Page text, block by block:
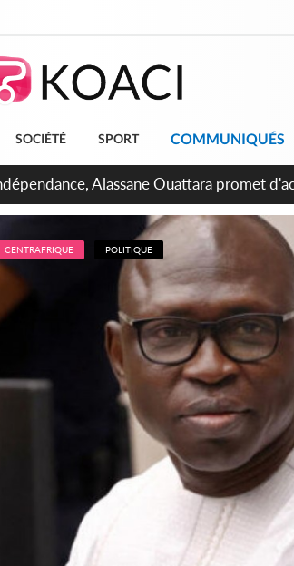
SOCIÉTÉ SPORT COMMUNIQUÉS
Bah admire le modèle ivoirien et veut
CENTRAFRIQUE POLITIQUE